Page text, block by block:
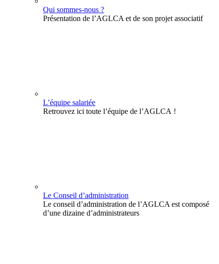
Qui sommes-nous ?
Présentation de l’AGLCA et de son projet associatif
L’équipe salariée
Retrouvez ici toute l’équipe de l’AGLCA !
Le Conseil d’administration
Le conseil d’administration de l’AGLCA est composé
d’une dizaine d’administrateurs